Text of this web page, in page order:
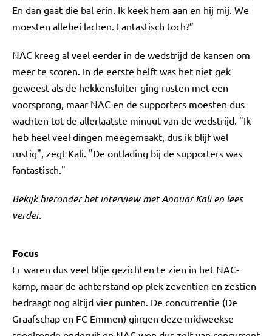
En dan gaat die bal erin. Ik keek hem aan en hij mij. We
moesten allebei lachen. Fantastisch toch?”
NAC kreeg al veel eerder in de wedstrijd de kansen om
meer te scoren. In de eerste helft was het niet gek
geweest als de hekkensluiter ging rusten met een
voorsprong, maar NAC en de supporters moesten dus
wachten tot de allerlaatste minuut van de wedstrijd. "Ik
heb heel veel dingen meegemaakt, dus ik blijf wel
rustig", zegt Kali. "De ontlading bij de supporters was
fantastisch."
Bekijk hieronder het interview met Anouar Kali en lees
verder.
Focus
Er waren dus veel blije gezichten te zien in het NAC-
kamp, maar de achterstand op plek zeventien en zestien
bedraagt nog altijd vier punten. De concurrentie (De
Graafschap en FC Emmen) gingen deze midweekse